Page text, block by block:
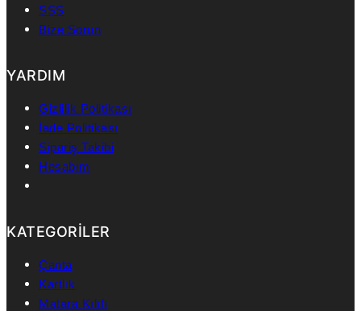
SSS
Bize Sorun
YARDIM
Gizlilik Politikası
İade Politikası
Sipariş Takibi
Hesabım
KATEGORİLER
Çanta
Kartlık
Matara Kılıfı